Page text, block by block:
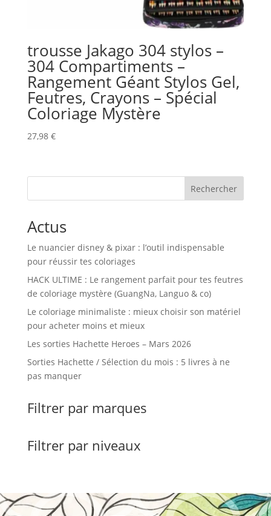
trousse Jakago 304 stylos –
304 Compartiments –
Rangement Géant Stylos Gel,
Feutres, Crayons – Spécial
Coloriage Mystère
27,98 €
Rechercher
Actus
Le nuancier disney & pixar : l’outil indispensable
pour réussir tes coloriages
HACK ULTIME : Le rangement parfait pour tes feutres
de coloriage mystère (GuangNa, Languo & co)
Le coloriage minimaliste : mieux choisir son matériel
pour acheter moins et mieux
Les sorties Hachette Heroes – Mars 2026
Sorties Hachette / Sélection du mois : 5 livres à ne
pas manquer
Filtrer par marques
Filtrer par niveaux